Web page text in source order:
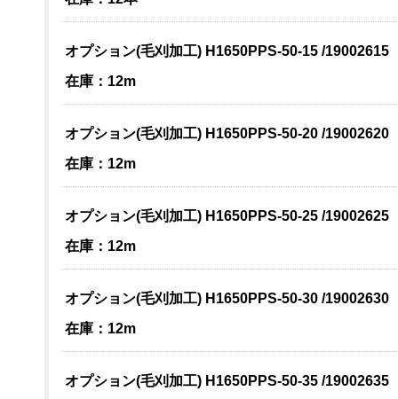
オプション(毛刈加工) H1650PPS-50-15 /19002615
在庫：12m
オプション(毛刈加工) H1650PPS-50-20 /19002620
在庫：12m
オプション(毛刈加工) H1650PPS-50-25 /19002625
在庫：12m
オプション(毛刈加工) H1650PPS-50-30 /19002630
在庫：12m
オプション(毛刈加工) H1650PPS-50-35 /19002635